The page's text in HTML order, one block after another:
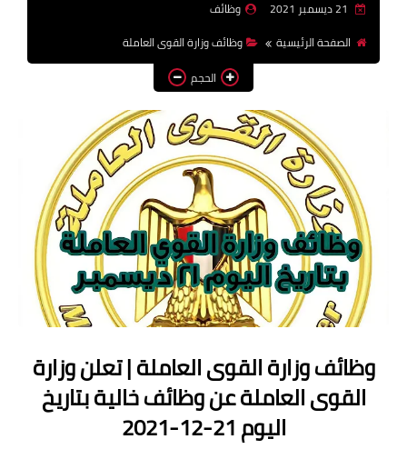
بالجامعات والمعاهد
اخبار
وظائف
الصفحة الرئيسية
وظائف وزارة القوى العاملة
الحجم
وظائف وزارة القوى العاملة | تعلن وزارة
القوى العاملة عن وظائف خالية بتاريخ
اليوم 21-12-2021